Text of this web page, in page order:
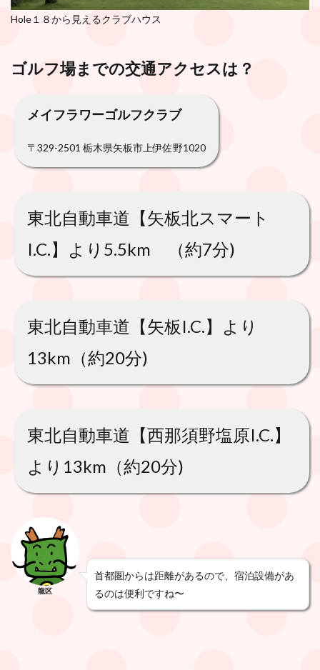
Hole１８から見えるクラブハウス
ゴルフ場までの交通アクセスは？
メイフラワーゴルフクラブ
〒329-2501 栃木県矢板市上伊佐野1020
東北自動車道【矢板北スマート
I.C.】より5.5km （約7分)
東北自動車道【矢板I.C.】より
13km（約20分)
東北自動車道【西那須野塩原I.C.】
より13km（約20分)
龍区
首都圏からは距離があるので、宿泊設備があ
るのは便利ですね〜